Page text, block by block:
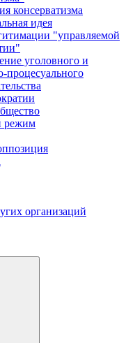
консерватизма
идея
"управляемой
уголовного и
процесуального
режим
организаций